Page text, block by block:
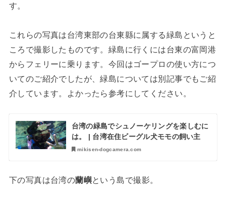
す。
これらの写真は台湾東部の台東縣に属する緑島というと
ころで撮影したものです。緑島に行くには台東の富岡港
からフェリーに乗ります。今回はゴープロの使い方につ
いてのご紹介でしたが、緑島については別記事でもご紹
介しています。よかったら参考にしてください。
台湾の緑島でシュノーケリングを楽しむに
は。 | 台湾在住ビーグル犬モモの飼い主
mikisen-dogcamera.com
下の写真は台湾の蘭嶼という島で撮影。